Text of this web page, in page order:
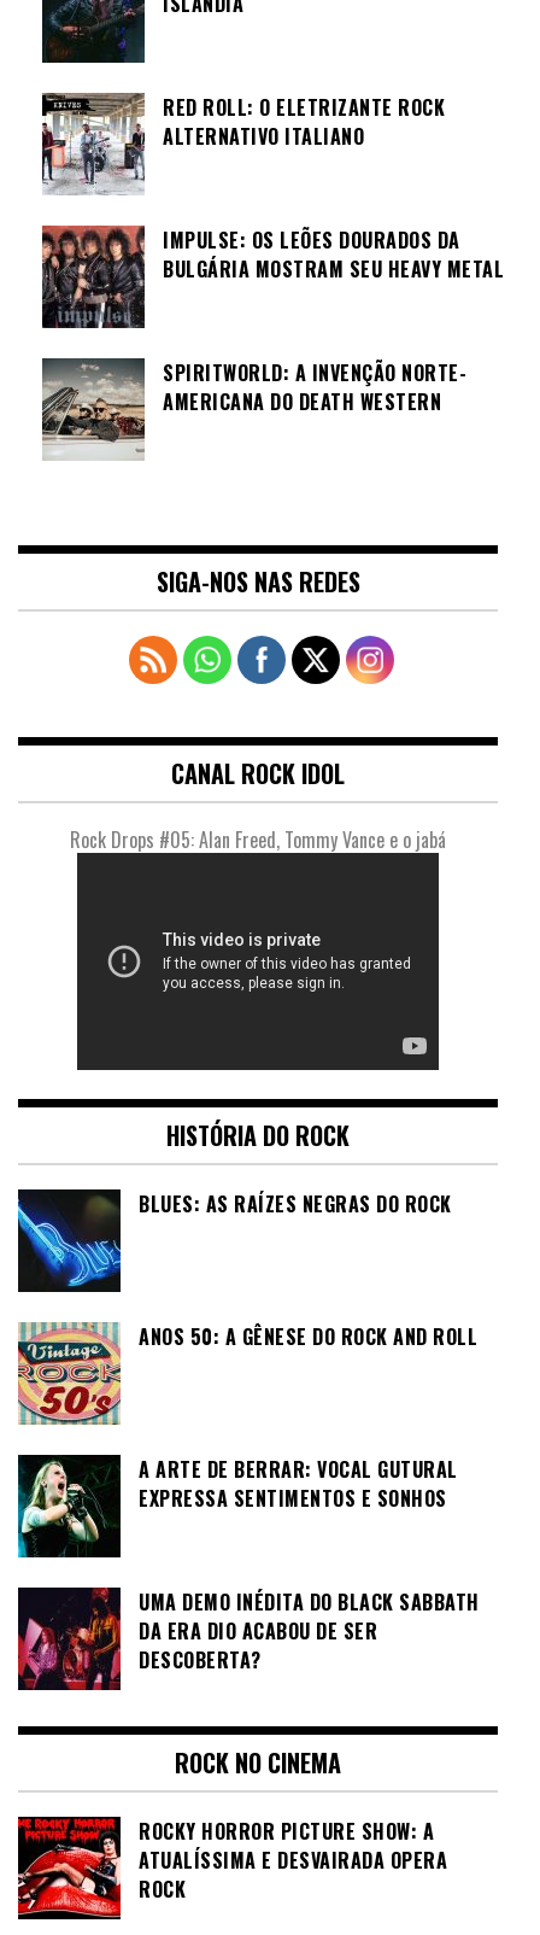
RED ROLL: O ELETRIZANTE ROCK
ALTERNATIVO ITALIANO
IMPULSE: OS LEÕES DOURADOS DA
BULGÁRIA MOSTRAM SEU HEAVY METAL
SPIRITWORLD: A INVENÇÃO NORTE-
AMERICANA DO DEATH WESTERN
SIGA-NOS NAS REDES
CANAL ROCK IDOL
Rock Drops #05: Alan Freed, Tommy Vance e o jabá
HISTÓRIA DO ROCK
BLUES: AS RAÍZES NEGRAS DO ROCK
ANOS 50: A GÊNESE DO ROCK AND ROLL
A ARTE DE BERRAR: VOCAL GUTURAL
EXPRESSA SENTIMENTOS E SONHOS
UMA DEMO INÉDITA DO BLACK SABBATH
DA ERA DIO ACABOU DE SER
DESCOBERTA?
ROCK NO CINEMA
ROCKY HORROR PICTURE SHOW: A
ATUALÍSSIMA E DESVAIRADA OPERA
ROCK